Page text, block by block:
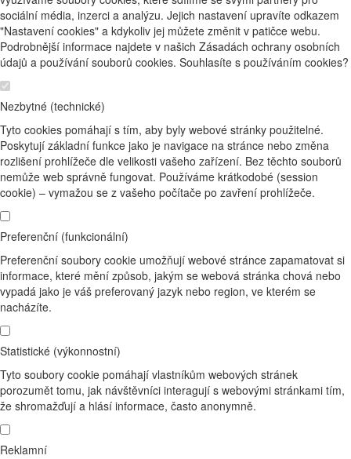
sociální média, inzerci a analýzu. Jejich nastavení upravíte odkazem
"Nastavení cookies" a kdykoliv jej můžete změnit v patičce webu.
Podrobnější informace najdete v našich Zásadách ochrany osobních
údajů a používání souborů cookies. Souhlasíte s používáním cookies?
Nezbytné (technické)
Tyto cookies pomáhají s tím, aby byly webové stránky použitelné.
Poskytují základní funkce jako je navigace na stránce nebo změna
rozlišení prohlížeče dle velikosti vašeho zařízení. Bez těchto souborů
nemůže web správně fungovat. Používáme krátkodobé (session
cookie) – vymažou se z vašeho počítače po zavření prohlížeče.
Preferenční (funkcionální)
Preferenční soubory cookie umožňují webové stránce zapamatovat si
informace, které mění způsob, jakým se webová stránka chová nebo
vypadá jako je váš preferovaný jazyk nebo region, ve kterém se
nacházíte.
Statistické (výkonnostní)
Tyto soubory cookie pomáhají vlastníkům webových stránek
porozumět tomu, jak návštěvníci interagují s webovými stránkami tím,
že shromažďují a hlásí informace, často anonymně.
Reklamní